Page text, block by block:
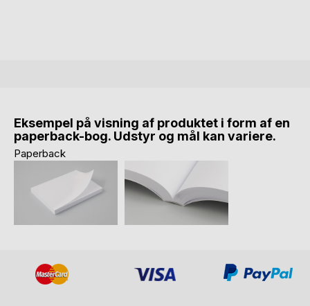
Eksempel på visning af produktet i form af en
paperback-bog. Udstyr og mål kan variere.
Paperback